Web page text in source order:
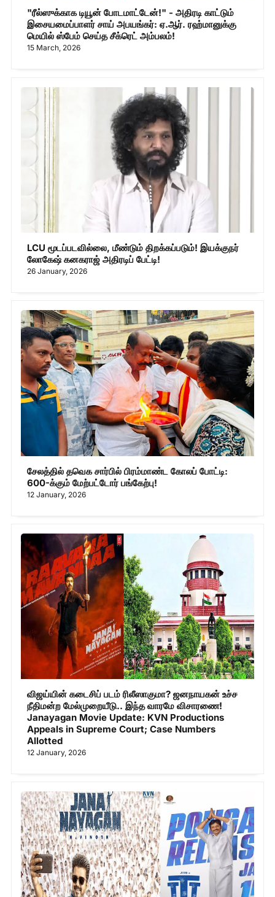
"ரீல்ஸுக்காக டியூன் போடமாட்டேன்!" - அதிரடி காட்டும்
இசையமைப்பாளர் சாய் அபயங்கர்: ஏ.ஆர். ரஹ்மானுக்கு
மெயில் ஸ்பேம் செய்த சீக்ரெட் அம்பலம்!
15 March, 2026
LCU மூடப்படவில்லை, மீண்டும் திறக்கப்படும்! இயக்குநர்
லோகேஷ் கனகராஜ் அதிரடிப் பேட்டி!
26 January, 2026
சேலத்தில் தவெக சார்பில் பிரம்மாண்ட கோலப் போட்டி:
600-க்கும் மேற்பட்டோர் பங்கேற்பு!
12 January, 2026
விஜய்யின் கடைசிப் படம் ரிலீஸாகுமா? ஜனநாயகன் உச்ச
நீதிமன்ற மேல்முறையீடு.. இந்த வாரமே விசாரணை!
Janayagan Movie Update: KVN Productions
Appeals in Supreme Court; Case Numbers
Allotted
12 January, 2026